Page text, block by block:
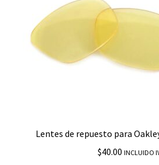
Lentes de repuesto para
$40.00 INCLUIDO